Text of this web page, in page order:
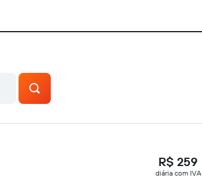
R$ 259
diária com IVA